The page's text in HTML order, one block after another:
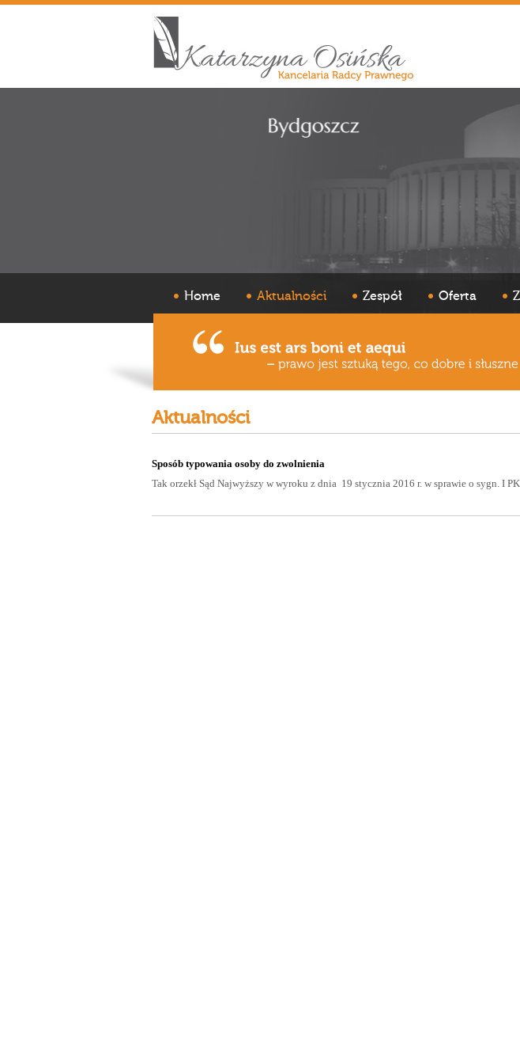
Home Aktualności Zespół Oferta
Aktualności
Sposób typowania osoby do zwolnienia
Tak orzekł Sąd Najwyższy w wyroku z dnia 19 stycznia 2016 r. w sprawie o sygn. I